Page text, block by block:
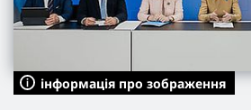
інформація про зображення